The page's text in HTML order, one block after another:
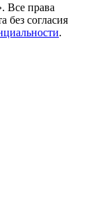
Все права
без согласия
.